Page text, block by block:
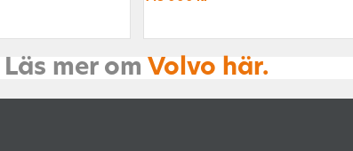
Läs mer om Volvo här.